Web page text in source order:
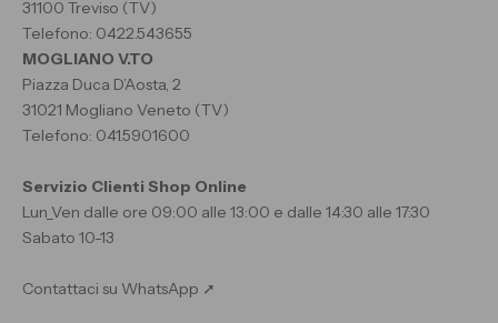
31100 Treviso (TV)
Telefono: 0422.543655
MOGLIANO V.TO
Piazza Duca D’Aosta, 2
31021 Mogliano Veneto (TV)
Telefono: 041.5901600
Servizio Clienti Shop Online
Lun_Ven dalle ore 09:00 alle 13:00 e dalle 14:30 alle 17:30
Sabato 10-13
Contattaci su WhatsApp ➚